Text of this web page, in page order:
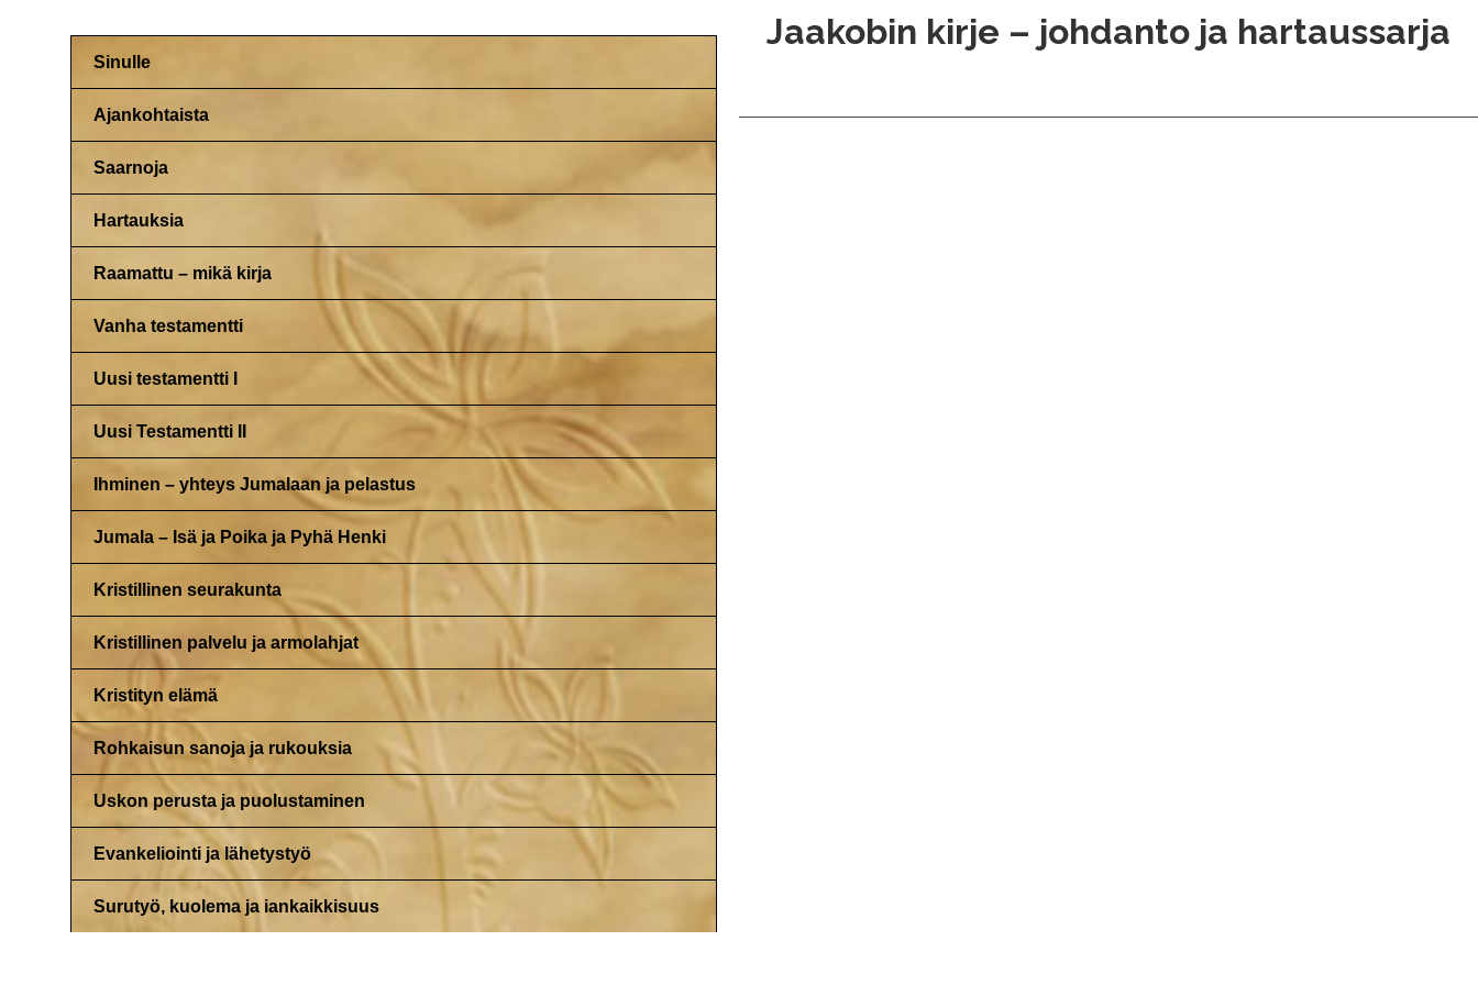
Sinulle
Ajankohtaista
Saarnoja
Hartauksia
Raamattu – mikä kirja
Vanha testamentti
Uusi testamentti I
Uusi Testamentti II
Ihminen – yhteys Jumalaan ja pelastus
Jumala – Isä ja Poika ja Pyhä Henki
Kristillinen seurakunta
Kristillinen palvelu ja armolahjat
Kristityn elämä
Rohkaisun sanoja ja rukouksia
Uskon perusta ja puolustaminen
Evankeliointi ja lähetystyö
Surutyö, kuolema ja iankaikkisuus
Jaakobin kirje – johdanto ja hartaussarja